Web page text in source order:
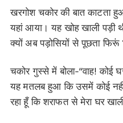
खरगोश चकोर की बात काटता
यहां आया। यह खोह खाली पड़ी
क्यों अब पड़ोसियों से पूछता फिरूं
चकोर गुस्से में बोला-“वाह! कोई
यह मतलब हुआ कि उसमें कोई
रहा हूँ कि शराफत से मेरा घर